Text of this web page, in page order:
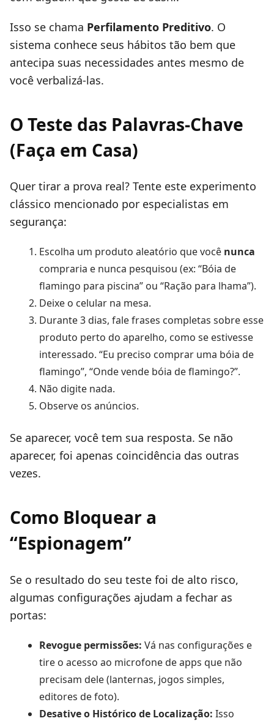
Isso se chama Perfilamento Preditivo. O
sistema conhece seus hábitos tão bem que
antecipa suas necessidades antes mesmo de
você verbalizá-las.
O Teste das Palavras-Chave
(Faça em Casa)
Quer tirar a prova real? Tente este experimento
clássico mencionado por especialistas em
segurança:
Escolha um produto aleatório que você nunca
compraria e nunca pesquisou (ex: “Bóia de
flamingo para piscina” ou “Ração para lhama”).
Deixe o celular na mesa.
Durante 3 dias, fale frases completas sobre esse
produto perto do aparelho, como se estivesse
interessado. “Eu preciso comprar uma bóia de
flamingo”, “Onde vende bóia de flamingo?”.
Não digite nada.
Observe os anúncios.
Se aparecer, você tem sua resposta. Se não
aparecer, foi apenas coincidência das outras
vezes.
Como Bloquear a
“Espionagem”
Se o resultado do seu teste foi de alto risco,
algumas configurações ajudam a fechar as
portas:
Revogue permissões: Vá nas configurações e
tire o acesso ao microfone de apps que não
precisam dele (lanternas, jogos simples,
editores de foto).
Desative o Histórico de Localização: Isso